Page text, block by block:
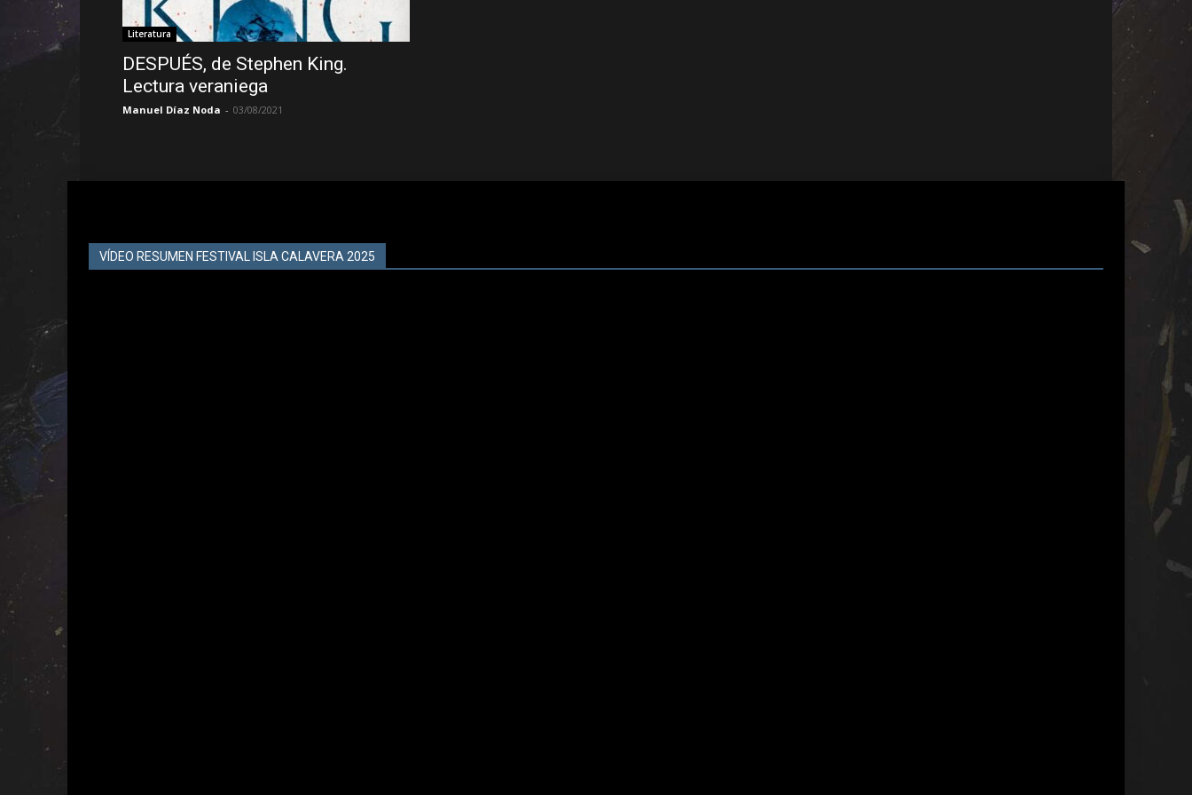
Literatura
DESPUÉS, de Stephen King.
Lectura veraniega
Manuel Díaz Noda - 03/08/2021
VÍDEO RESUMEN FESTIVAL ISLA CALAVERA 2025